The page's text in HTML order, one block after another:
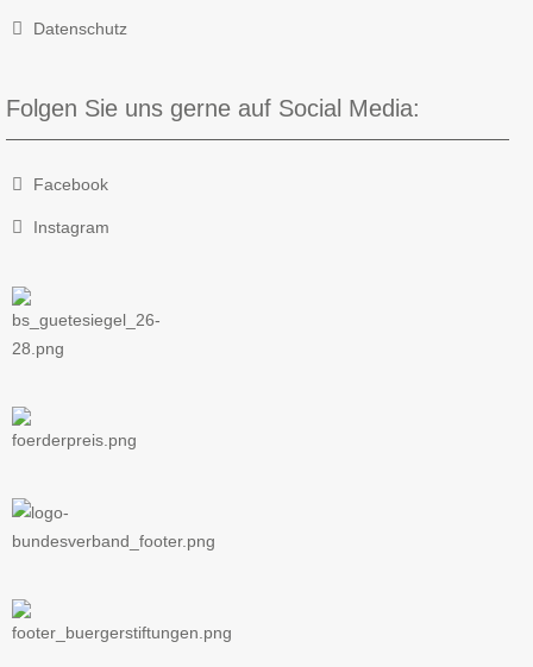
Datenschutz
Folgen Sie uns gerne auf Social Media:
Facebook
Instagram